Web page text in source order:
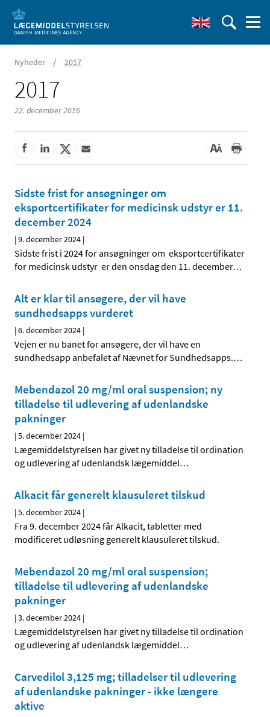
Nyheder / 2017
2017
22. december 2016
Sidste frist for ansøgninger om
eksportcertifikater for medicinsk udstyr er 11.
december 2024
|9. december 2024 |
Sidste frist i 2024 for ansøgninger om eksportcertifikater
for medicinsk udstyr er den onsdag den 11. december…
Alt er klar til ansøgere, der vil have
sundhedsapps vurderet
|6. december 2024 |
Vejen er nu banet for ansøgere, der vil have en
sundhedsapp anbefalet af Nævnet for Sundhedsapps.…
Mebendazol 20 mg/ml oral suspension; ny
tilladelse til udlevering af udenlandske
pakninger
|5. december 2024 |
Lægemiddelstyrelsen har givet ny tilladelse til ordination
og udlevering af udenlandsk lægemiddel…
Alkacit får generelt klausuleret tilskud
|5. december 2024 |
Fra 9. december 2024 får Alkacit, tabletter med
modificeret udløsning generelt klausuleret tilskud.
Mebendazol 20 mg/ml oral suspension;
tilladelse til udlevering af udenlandske
pakninger
|3. december 2024 |
Lægemiddelstyrelsen har givet ny tilladelse til ordination
og udlevering af udenlandsk lægemiddel…
Carvedilol 3,125 mg; tilladelser til udlevering
af udenlandske pakninger - ikke længere
aktive